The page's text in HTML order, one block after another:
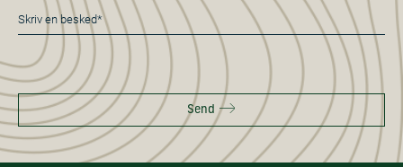
Besked
*
Send